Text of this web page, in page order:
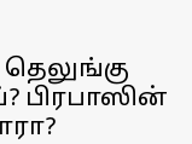
தெலுங்கு
பிரபாஸின்